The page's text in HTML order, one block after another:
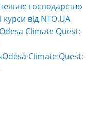
господарство
від NTO.UA
Climate Quest:
Climate Quest: